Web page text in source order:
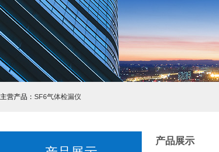
主营产品： SF6气体检漏仪
产品展示